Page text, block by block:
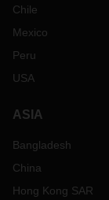
Chile
Mexico
Peru
USA
ASIA
Bangladesh
China
Hong Kong SAR